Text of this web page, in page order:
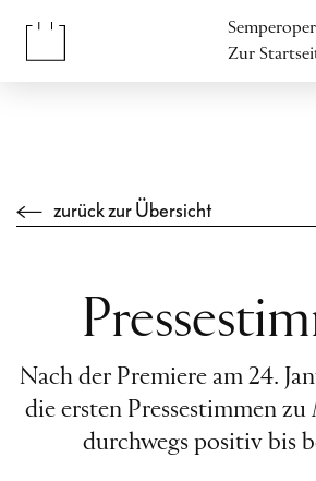
Zur
zurück zur Übersicht
Nach der Premiere am 24.
die ersten Pressestimmen zu
durchwegs positiv bis